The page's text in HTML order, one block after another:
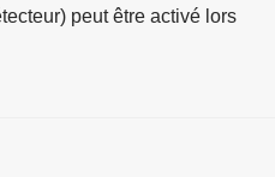
peut être activé lors